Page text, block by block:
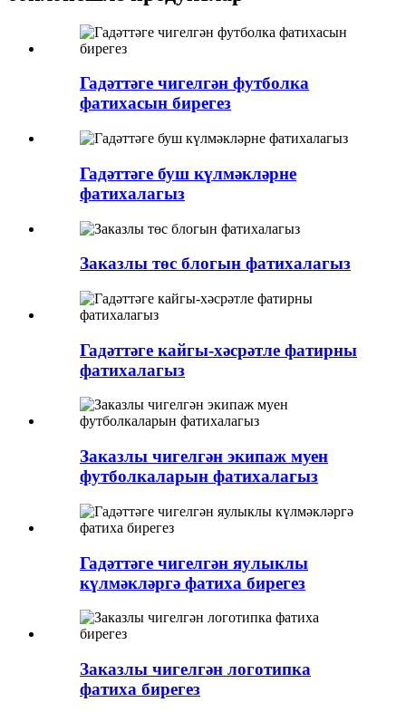
Гадәттәге чигелгән футболка
фатихасын бирегез
Гадәттәге буш күлмәкләрне
фатихалагыз
Заказлы төс блогын фатихалагыз
Гадәттәге кайгы-хәсрәтле фатирны
фатихалагыз
Заказлы чигелгән экипаж муен
футболкаларын фатихалагыз
Гадәттәге чигелгән яулыклы
күлмәкләргә фатиха бирегез
Заказлы чигелгән логотипка
фатиха бирегез